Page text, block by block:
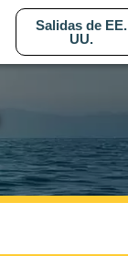
Salidas de EE.
UU.